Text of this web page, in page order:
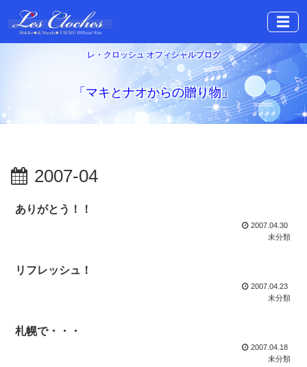
☰
レ・クロッシュ オフィシャルブログ
「マキとナオからの贈り物」
2007-04
ありがとう！！
2007.04.30
未分類
リフレッシュ！
2007.04.23
未分類
札幌で・・・
2007.04.18
未分類